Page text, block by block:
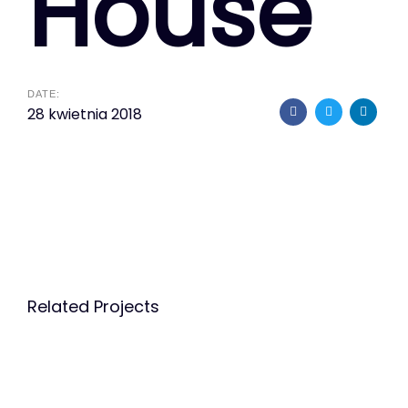
DATE:
28 kwietnia 2018
Related Projects